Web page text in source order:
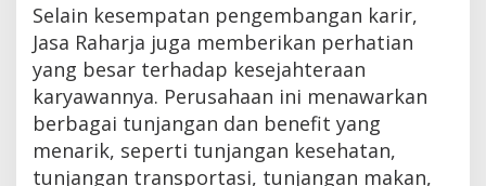
Selain kesempatan pengembangan karir,
Jasa Raharja juga memberikan perhatian
yang besar terhadap kesejahteraan
karyawannya. Perusahaan ini menawarkan
berbagai tunjangan dan benefit yang
menarik, seperti tunjangan kesehatan,
tunjangan transportasi, tunjangan makan,